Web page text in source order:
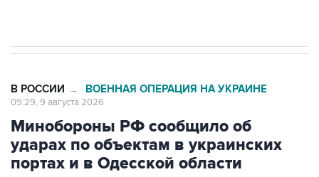
В РОССИИ → ВОЕННАЯ ОПЕРАЦИЯ НА УКРАИНЕ
09:29, 9 августа 2026
Минобороны РФ сообщило об
ударах по объектам в украинских
портах и в Одесской области